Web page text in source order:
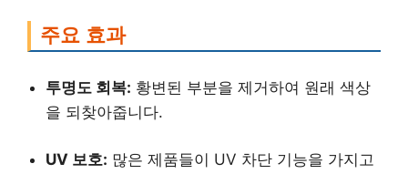
주요 효과
투명도 회복: 황변된 부분을 제거하여 원래 색상
을 되찾아줍니다.
UV 보호: 많은 제품들이 UV 차단 기능을 가지고